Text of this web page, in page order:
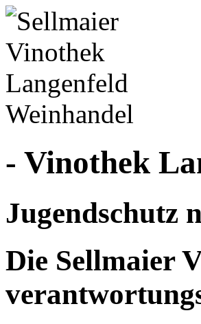
- Vinothek
Jugendschutz
Die Sellmaier